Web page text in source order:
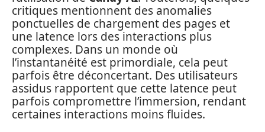
critiques mentionnent des anomalies
ponctuelles de chargement des pages et
une latence lors des interactions plus
complexes. Dans un monde où
l’instantanéité est primordiale, cela peut
parfois être déconcertant. Des utilisateurs
assidus rapportent que cette latence peut
parfois compromettre l’immersion, rendant
certaines interactions moins fluides.